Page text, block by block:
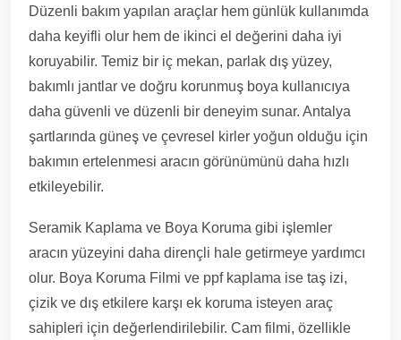
Düzenli bakım yapılan araçlar hem günlük kullanımda
daha keyifli olur hem de ikinci el değerini daha iyi
koruyabilir. Temiz bir iç mekan, parlak dış yüzey,
bakımlı jantlar ve doğru korunmuş boya kullanıcıya
daha güvenli ve düzenli bir deneyim sunar. Antalya
şartlarında güneş ve çevresel kirler yoğun olduğu için
bakımın ertelenmesi aracın görünümünü daha hızlı
etkileyebilir.
Seramik Kaplama ve Boya Koruma gibi işlemler
aracın yüzeyini daha dirençli hale getirmeye yardımcı
olur. Boya Koruma Filmi ve ppf kaplama ise taş izi,
çizik ve dış etkilere karşı ek koruma isteyen araç
sahipleri için değerlendirilebilir. Cam filmi, özellikle